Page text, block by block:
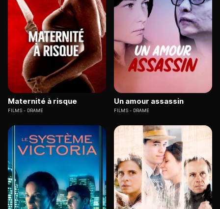
Maternité à risque
FILMS DRAME
Un amour assassin
FILMS DRAME